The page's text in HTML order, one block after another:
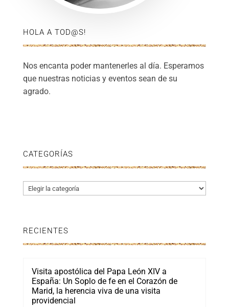
HOLA A TOD@S!
Nos encanta poder mantenerles al día. Esperamos
que nuestras noticias y eventos sean de su
agrado.
CATEGORÍAS
Categorías
RECIENTES
Visita apostólica del Papa León XIV a
España: Un Soplo de fe en el Corazón de
Marid, la herencia viva de una visita
providencial